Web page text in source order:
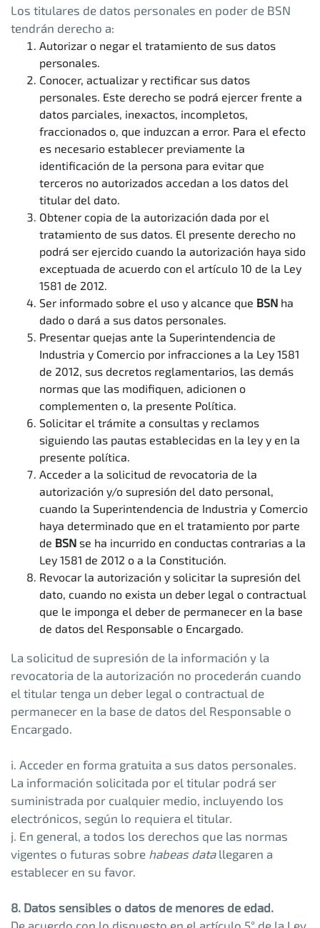
Los titulares de datos personales en poder de BSN
tendrán derecho a:
Autorizar o negar el tratamiento de sus datos
personales.
Conocer, actualizar y rectificar sus datos
personales. Este derecho se podrá ejercer frente a
datos parciales, inexactos, incompletos,
fraccionados o, que induzcan a error. Para el efecto
es necesario establecer previamente la
identificación de la persona para evitar que
terceros no autorizados accedan a los datos del
titular del dato.
Obtener copia de la autorización dada por el
tratamiento de sus datos. El presente derecho no
podrá ser ejercido cuando la autorización haya sido
exceptuada de acuerdo con el artículo 10 de la Ley
1581 de 2012.
Ser informado sobre el uso y alcance que BSN ha
dado o dará a sus datos personales.
Presentar quejas ante la Superintendencia de
Industria y Comercio por infracciones a la Ley 1581
de 2012, sus decretos reglamentarios, las demás
normas que las modifiquen, adicionen o
complementen o, la presente Política.
Solicitar el trámite a consultas y reclamos
siguiendo las pautas establecidas en la ley y en la
presente política.
Acceder a la solicitud de revocatoria de la
autorización y/o supresión del dato personal,
cuando la Superintendencia de Industria y Comercio
haya determinado que en el tratamiento por parte
de BSN se ha incurrido en conductas contrarias a la
Ley 1581 de 2012 o a la Constitución.
Revocar la autorización y solicitar la supresión del
dato, cuando no exista un deber legal o contractual
que le imponga el deber de permanecer en la base
de datos del Responsable o Encargado.
La solicitud de supresión de la información y la
revocatoria de la autorización no procederán cuando
el titular tenga un deber legal o contractual de
permanecer en la base de datos del Responsable o
Encargado.
i. Acceder en forma gratuita a sus datos personales.
La información solicitada por el titular podrá ser
suministrada por cualquier medio, incluyendo los
electrónicos, según lo requiera el titular.
j. En general, a todos los derechos que las normas
vigentes o futuras sobre habeas datallegaren a
establecer en su favor.
8. Datos sensibles o datos de menores de edad.